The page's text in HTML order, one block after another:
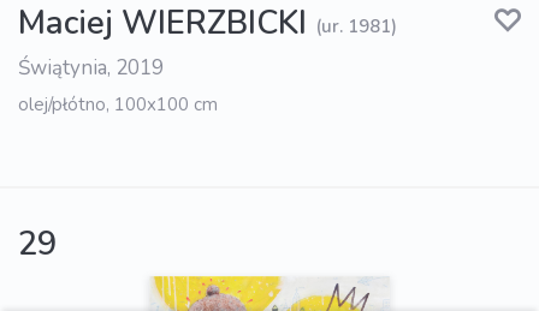
Maciej WIERZBICKI (ur. 1981)
Świątynia, 2019
olej/płótno, 100x100 cm
29